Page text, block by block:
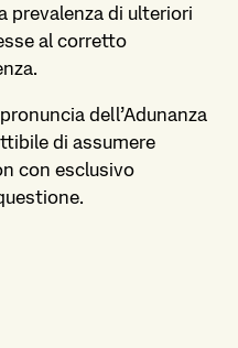
prevalenza di ulteriori
al corretto
dell’Adunanza
di assumere
con esclusivo